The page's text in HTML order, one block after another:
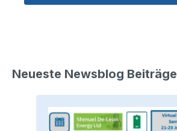
Neueste Newsblog Beiträge